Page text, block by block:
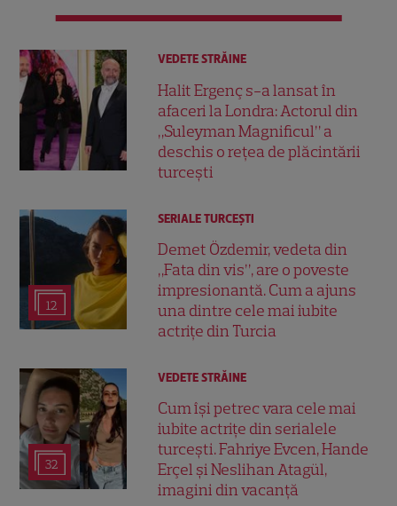
VEDETE STRĂINE
Halit Ergenç s-a lansat în
afaceri la Londra: Actorul din
„Suleyman Magnificul” a
deschis o rețea de plăcintării
turcești
12
SERIALE TURCEŞTI
Demet Özdemir, vedeta din
„Fata din vis”, are o poveste
impresionantă. Cum a ajuns
una dintre cele mai iubite
actrițe din Turcia
32
VEDETE STRĂINE
Cum își petrec vara cele mai
iubite actrițe din serialele
turcești. Fahriye Evcen, Hande
Erçel și Neslihan Atagül,
imagini din vacanță